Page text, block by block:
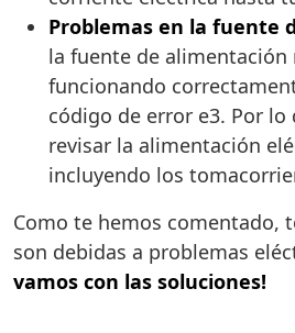
Problemas en la fuente
la fuente de alimentación
funcionando
código de error e3. Por lo
revisar la alimentación
incluyendo los
Como te hemos comentado,
son debidas a problemas
vamos con las soluciones!